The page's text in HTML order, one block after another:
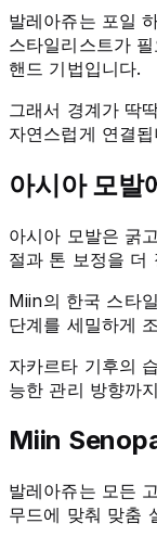
발레아쥬는 포일
스타일리스트가
핸드 기법입니다.
그래서 경계가 딱
자연스럽게 연결
아시아 모발
아시아 모발은 굵
절과 톤 보정을 더
Miin의 한국 스타
단계를 세밀하게
자카르타 기후의
능한 관리 방향까
Miin
발레아쥬는 모든
무드에 맞춰 맞춤